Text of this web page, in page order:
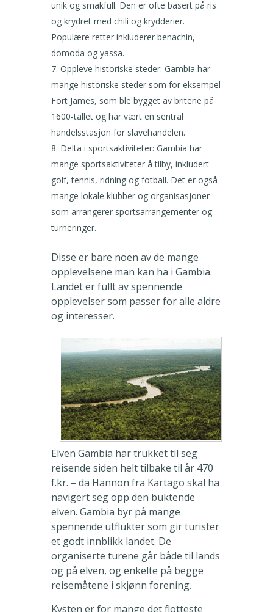
unik og smakfull. Den er ofte basert på ris
og krydret med chili og krydderier.
Populære retter inkluderer benachin,
domoda og yassa.
Oppleve historiske steder: Gambia har
mange historiske steder som for eksempel
Fort James, som ble bygget av britene på
1600-tallet og har vært en sentral
handelsstasjon for slavehandelen.
Delta i sportsaktiviteter: Gambia har
mange sportsaktiviteter å tilby, inkludert
golf, tennis, ridning og fotball. Det er også
mange lokale klubber og organisasjoner
som arrangerer sportsarrangementer og
turneringer.
Disse er bare noen av de mange
opplevelsene man kan ha i Gambia.
Landet er fullt av spennende
opplevelser som passer for alle aldre
og interesser.
Elven Gambia har trukket til seg
reisende siden helt tilbake til år 470
f.kr. – da Hannon fra Kartago skal ha
navigert seg opp den buktende
elven. Gambia byr på mange
spennende utflukter som gir turister
et godt innblikk landet. De
organiserte turene går både til lands
og på elven, og enkelte på begge
reisemåtene i skjønn forening.
Kysten er for mange det flotteste